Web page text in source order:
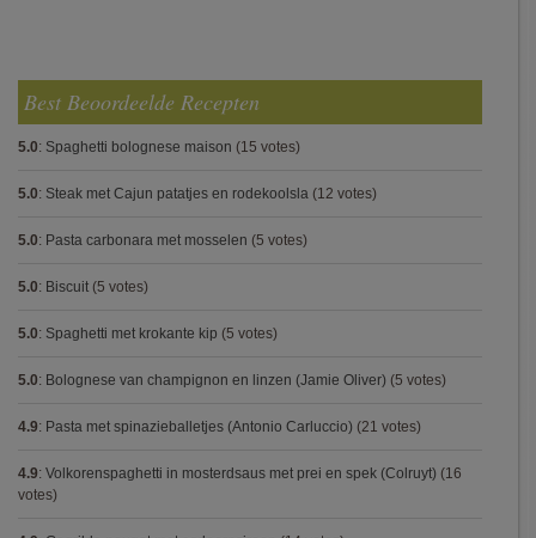
Best Beoordeelde Recepten
5.0: Spaghetti bolognese maison (15 votes)
5.0: Steak met Cajun patatjes en rodekoolsla (12 votes)
5.0: Pasta carbonara met mosselen (5 votes)
5.0: Biscuit (5 votes)
5.0: Spaghetti met krokante kip (5 votes)
5.0: Bolognese van champignon en linzen (Jamie Oliver) (5 votes)
4.9: Pasta met spinazieballetjes (Antonio Carluccio) (21 votes)
4.9: Volkorenspaghetti in mosterdsaus met prei en spek (Colruyt) (16
votes)